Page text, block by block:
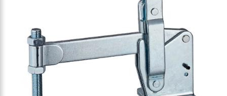
Vertikalspanner 5500N
Vertikalspanner 5500N